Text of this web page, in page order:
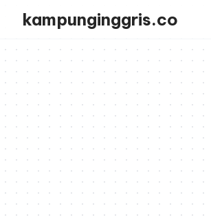
kampunginggris.co